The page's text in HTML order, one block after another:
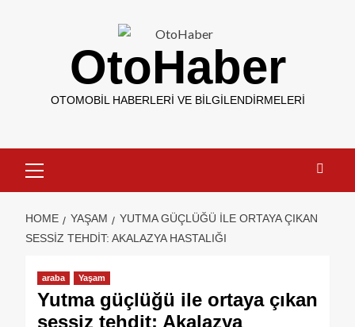
OtoHaber
OTOMOBIL HABERLERI VE BILGILENDIRMELERI
HOME YAŞAM
YUTMA GÜÇLÜĞÜ ILE ORTAYA ÇIKAN
SESSIZ TEHDIT: AKALAZYA HASTALIĞI
araba Yaşam
Yutma güçlüğü ile ortaya çıkan
sessiz tehdit: Akalazya